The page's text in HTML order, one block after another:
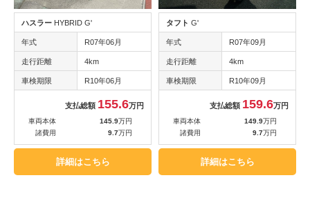
ハスラー HYBRID G'
年式 R07年06月
走行距離 4km
車検期限 R10年06月
支払総額 155.6万円
車両本体 145.9万円
諸費用
9.7万円
詳細はこちら
タフト G'
年式 R07年09月
走行距離 4km
車検期限 R10年09月
支払総額 159.6万円
車両本体 149.9万円
諸費用
9.7万円
詳細はこちら